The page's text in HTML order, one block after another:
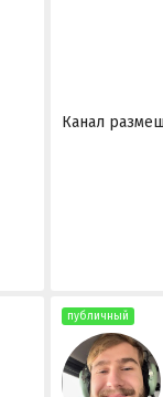
Канал
публичный